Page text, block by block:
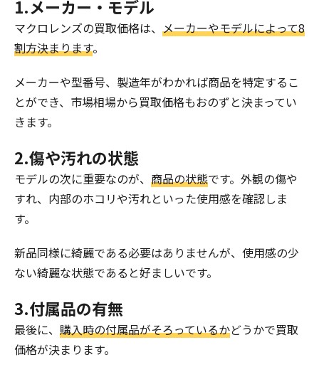
1.メーカー・モデル
マクロレンズの買取価格は、 メーカーやモデルによって8
割方決まります。
メーカーや型番号、製造年がわかれば商品を特定するこ
とができ、市場相場から買取価格もおのずと決まってい
きます。
2.傷や汚れの状態
モデルの次に重要なのが、 商品の状態です。外観の傷や
すれ、内部のホコリや汚れといった使用感を確認しま
す。
新品同様に綺麗である必要はありませんが、使用感の少
ない綺麗な状態であると好ましいです。
3.付属品の有無
最後に、 購入時の付属品がそろっているかどうかで買取
価格が決まります。